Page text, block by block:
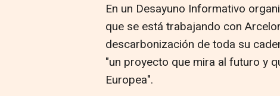
En un Desayuno Informativo
que se está trabajando con
descarbonización de toda su
"un proyecto que mira al futuro y
Europea".